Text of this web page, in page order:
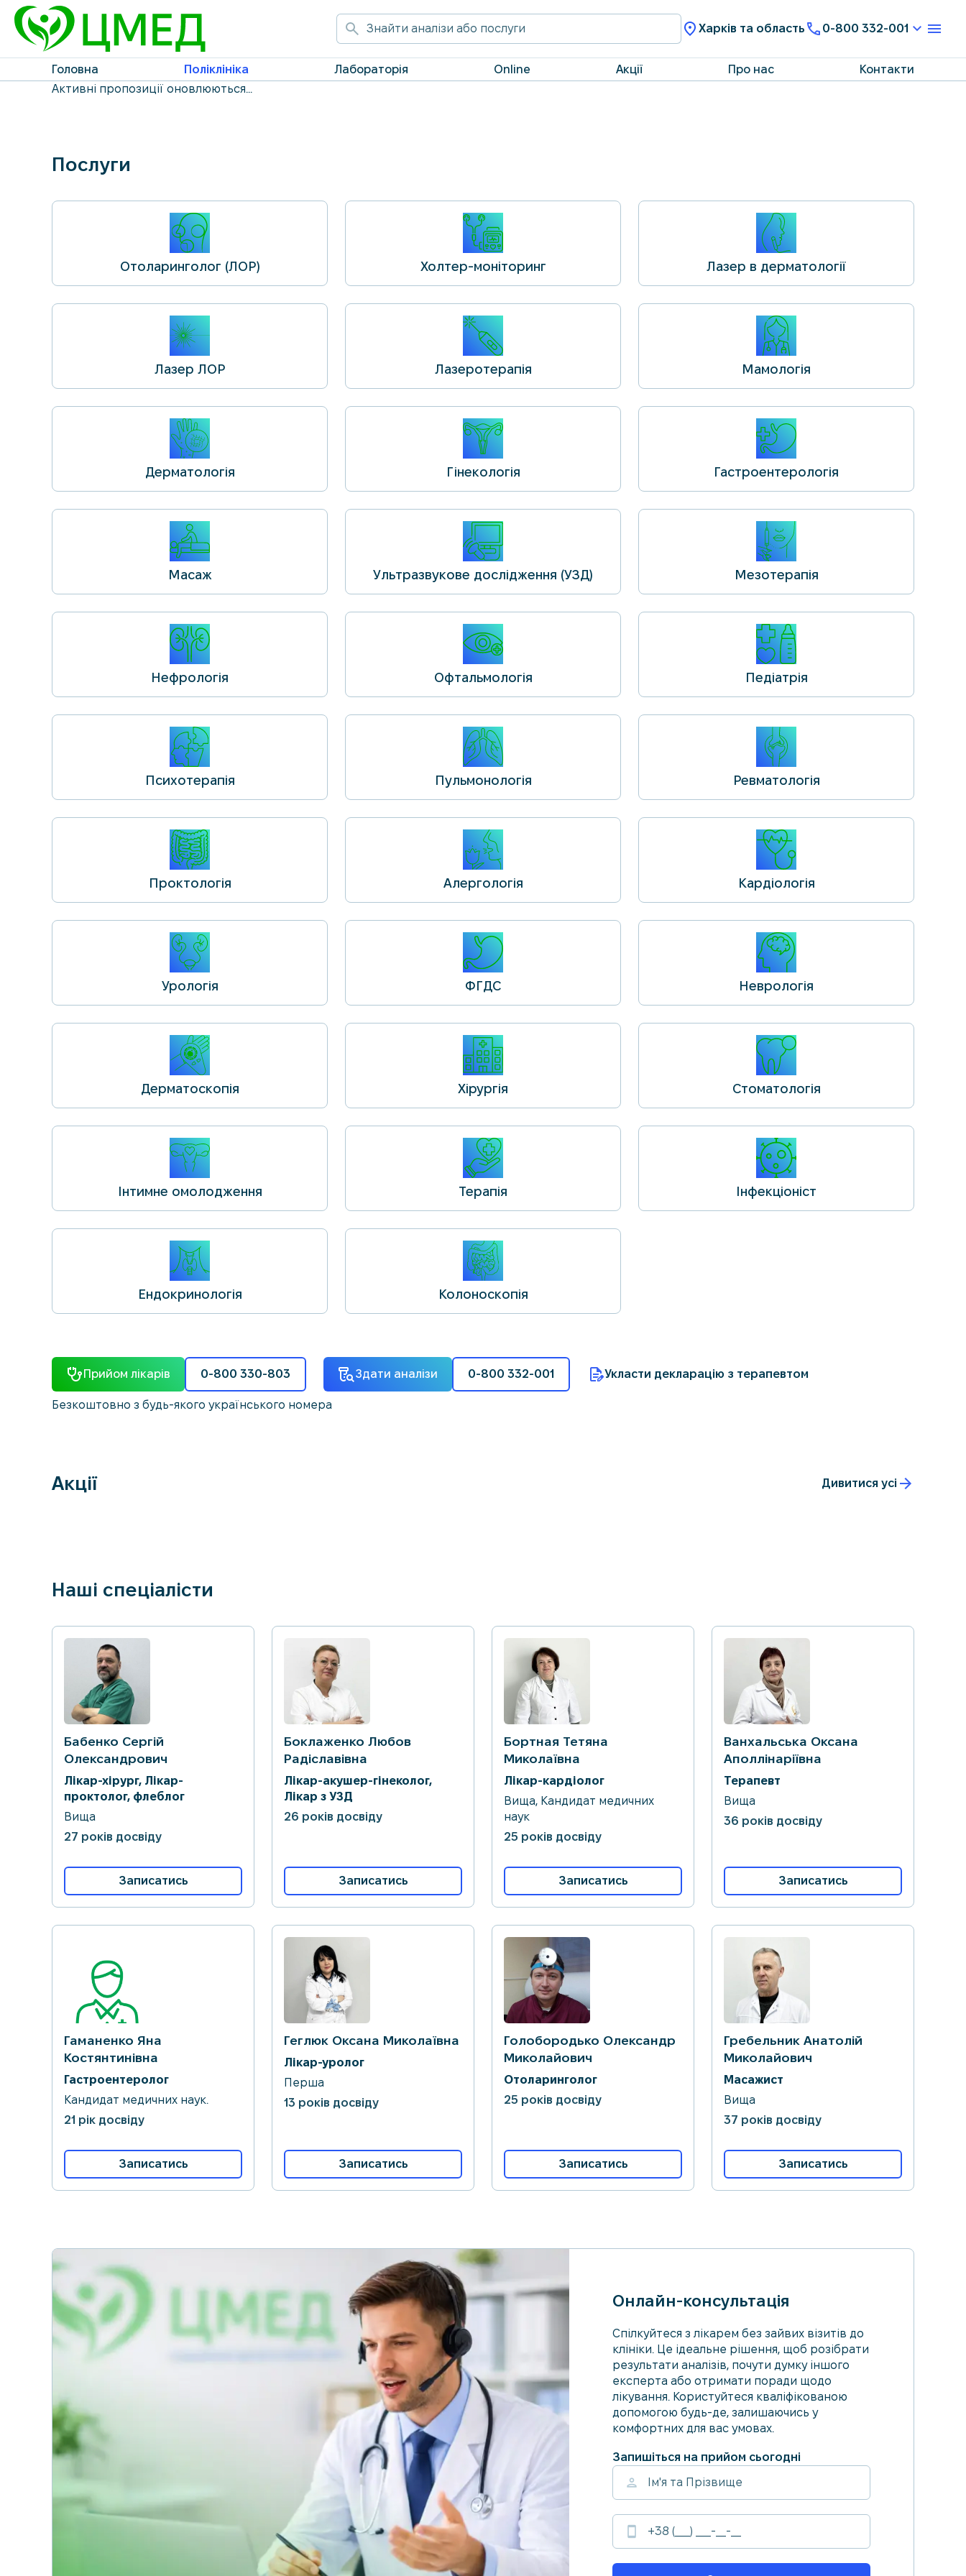
Харків та область 0-800 332-001
Головна Поліклініка Лабораторія Online Акції Про нас
Контакти
Активні пропозиції оновлюються...
Послуги
Отоларинголог (ЛОР) Холтер-моніторинг Лазер в дерматології
Лазер ЛОР Лазеротерапія Мамологія
Дерматологія Гінекологія Гастроентерологія
Масаж Ультразвукове дослідження (УЗД) Мезотерапія
Нефрологія Офтальмологія Педіатрія
Психотерапія Пульмонологія Ревматологія
Проктологія Алергологія Кардіологія
Урологія ФГДС Неврологія
Дерматоскопія Хірургія Стоматологія
Інтимне омолодження Терапія Інфекціоніст
Ендокринологія Колоноскопія
Прийом лікарів 0-800 330-803 Здати аналізи 0-800 332-001
Безкоштовно з будь-якого українського номера
Укласти декларацію з терапевтом
Акції Дивитися усі
Наші спеціалісти
Бабенко Сергій
Олександрович
Лікар-хірург, Лікар-
проктолог, флеблог
Вища
27 років досвіду
Записатись
Боклаженко Любов
Радіславівна
Лікар-акушер-гінеколог,
Лікар з УЗД
26 років досвіду
Записатись
Бортная Тетяна
Миколаївна
Лікар-кардіолог
Вища, Кандидат медичних
наук
25 років досвіду
Записатись
Ванхальська Оксана
Аполлінаріївна
Терапевт
Вища
36 років досвіду
Записатись
Гаманенко Яна
Костянтинівна
Гастроентеролог
Кандидат медичних наук.
21 рік досвіду
Записатись
Геглюк Оксана Миколаївна
Лікар-уролог
Перша
13 років досвіду
Записатись
Голобородько Олександр
Миколайович
Отоларинголог
25 років досвіду
Записатись
Гребельник Анатолій
Миколайович
Масажист
Вища
37 років досвіду
Записатись
Онлайн-консультація
Спілкуйтеся з лікарем без зайвих візитів до
клініки. Це ідеальне рішення, щоб розібрати
результати аналізів, почути думку іншого
експерта або отримати поради щодо
лікування. Користуйтеся кваліфікованою
допомогою будь-де, залишаючись у
комфортних для вас умовах.
Запишіться на прийом сьогодні
person
smartphone